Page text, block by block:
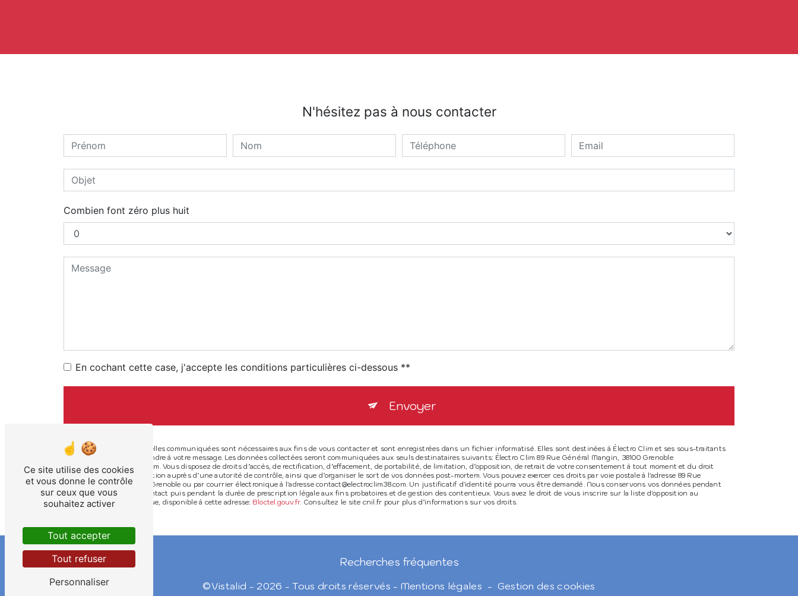
N'hésitez pas à nous contacter
Combien font zéro plus huit
En cochant cette case, j'accepte les conditions particulières ci-dessous **
Envoyer
** Les données personnelles communiquées sont nécessaires aux fins de vous contacter et sont enregistrées dans un fichier informatisé. Elles sont destinées à Électro Clim et ses sous-traitants
dans le seul but de répondre à votre message. Les données collectées seront communiquées aux seuls destinataires suivants: Électro Clim 89 Rue Général Mangin, 38100 Grenoble
contact@electroclim38.com. Vous disposez de droits d’accès, de rectification, d’effacement, de portabilité, de limitation, d’opposition, de retrait de votre consentement à tout moment et du droit
d’introduire une réclamation auprès d’une autorité de contrôle, ainsi que d’organiser le sort de vos données post-mortem. Vous pouvez exercer ces droits par voie postale à l'adresse 89 Rue
Général Mangin, 38100 Grenoble ou par courrier électronique à l'adresse contact@electroclim38.com. Un justificatif d'identité pourra vous être demandé. Nous conservons vos données pendant
la période de prise de contact puis pendant la durée de prescription légale aux fins probatoires et de gestion des contentieux. Vous avez le droit de vous inscrire sur la liste d'opposition au
démarchage téléphonique, disponible à cette adresse:
Bloctel.gouv.fr. Consultez le site cnil.fr pour plus d’informations sur vos droits.
Recherches fréquentes
©Vistalid - 2026 - Tous droits réservés - Mentions légales - Gestion des cookies
Ce site utilise des cookies
et vous donne le contrôle
sur ceux que vous
souhaitez activer
Tout accepter
Tout refuser
Personnaliser